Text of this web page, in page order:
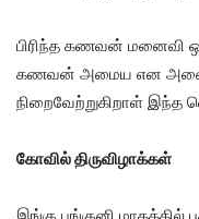
பிரிந்த கணவன் மனைவி
கணவன் அமைய என
நிறைவேற்றுகிறாள் இந்த
கோவில் திருவிழாக்கள்